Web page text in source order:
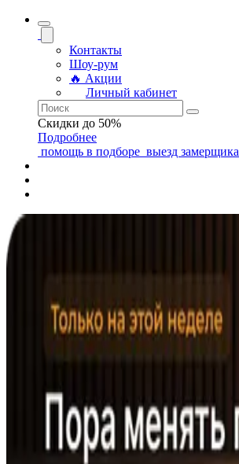
Контакты
Шоу-рум
🔥 Акции
Личный кабинет
Скидки до 50%
Подробнее
помощь в подборе выезд замерщика